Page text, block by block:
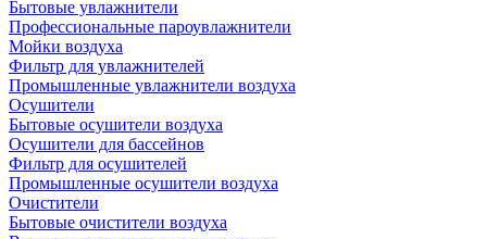
Бытовые увлажнители
Профессиональные пароувлажнители
Мойки воздуха
Фильтр для увлажнителей
Промышленные увлажнители воздуха
Осушители
Бытовые осушители воздуха
Осушители для бассейнов
Фильтр для осушителей
Промышленные осушители воздуха
Очистители
Бытовые очистители воздуха